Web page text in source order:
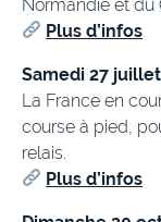
Normandie et du
Plus d’infos
Samedi 27
La France en
course à pied,
relais.
Plus d’infos